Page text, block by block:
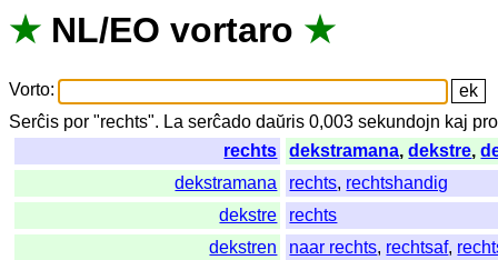
★ NL/EO vortaro ★
Vorto:
Serĉis por "rechts". La serĉado daŭris 0,003sekundojn kaj
rechts
dekstramana,dekstre,
dekstramana
rechts, rechtshandig
dekstre
rechts
dekstren
naar rechts, rechtsaf,